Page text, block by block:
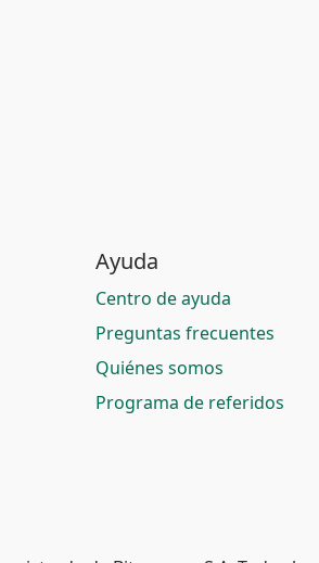
Ayuda
Centro de ayuda
Preguntas frecuentes
Quiénes somos
Programa de referidos